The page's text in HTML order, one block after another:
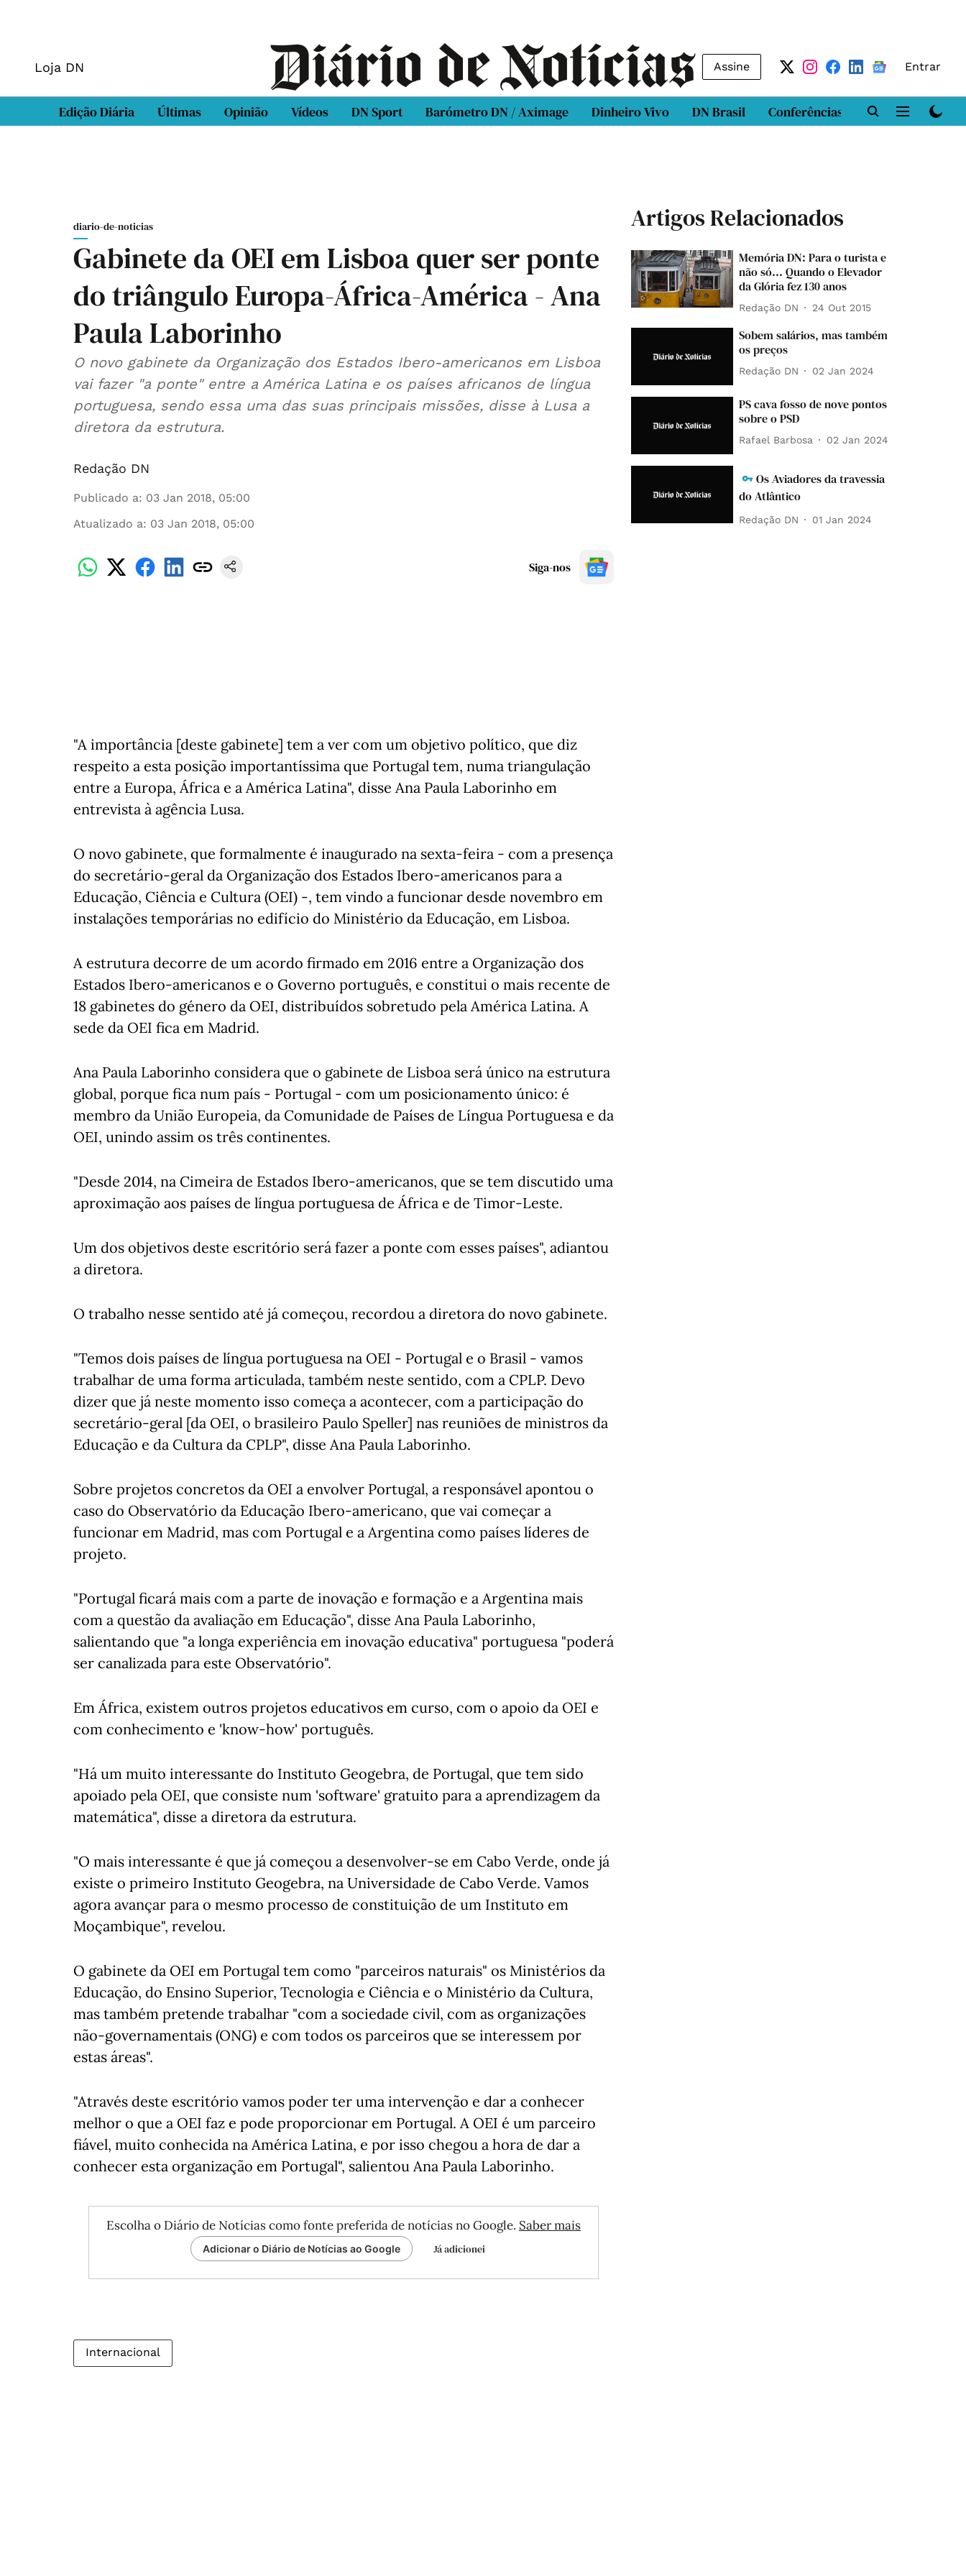
Loja DN Assine Entrar
Edição Diária Últimas Opinião Vídeos DN Sport Barómetro DN / Aximage Dinheiro Vivo DN Brasil Conferências DN LAB
diario-de-noticias
Gabinete da OEI em Lisboa quer ser ponte
do triângulo Europa-África-América - Ana
Paula Laborinho
O novo gabinete da Organização dos Estados Ibero-americanos em Lisboa
vai fazer "a ponte" entre a América Latina e os países africanos de língua
portuguesa, sendo essa uma das suas principais missões, disse à Lusa a
diretora da estrutura.
Redação DN
Publicado a: 03 Jan 2018, 05:00
Atualizado a: 03 Jan 2018, 05:00
Siga-nos
"A importância [deste gabinete] tem a ver com um objetivo político, que diz
respeito a esta posição importantíssima que Portugal tem, numa triangulação
entre a Europa, África e a América Latina", disse Ana Paula Laborinho em
entrevista à agência Lusa.
O novo gabinete, que formalmente é inaugurado na sexta-feira - com a presença
do secretário-geral da Organização dos Estados Ibero-americanos para a
Educação, Ciência e Cultura (OEI) -, tem vindo a funcionar desde novembro em
instalações temporárias no edifício do Ministério da Educação, em Lisboa.
A estrutura decorre de um acordo firmado em 2016 entre a Organização dos
Estados Ibero-americanos e o Governo português, e constitui o mais recente de
18 gabinetes do género da OEI, distribuídos sobretudo pela América Latina. A
sede da OEI fica em Madrid.
Ana Paula Laborinho considera que o gabinete de Lisboa será único na estrutura
global, porque fica num país - Portugal - com um posicionamento único: é
membro da União Europeia, da Comunidade de Países de Língua Portuguesa e da
OEI, unindo assim os três continentes.
"Desde 2014, na Cimeira de Estados Ibero-americanos, que se tem discutido uma
aproximação aos países de língua portuguesa de África e de Timor-Leste.
Um dos objetivos deste escritório será fazer a ponte com esses países", adiantou
a diretora.
O trabalho nesse sentido até já começou, recordou a diretora do novo gabinete.
"Temos dois países de língua portuguesa na OEI - Portugal e o Brasil - vamos
trabalhar de uma forma articulada, também neste sentido, com a CPLP. Devo
dizer que já neste momento isso começa a acontecer, com a participação do
secretário-geral [da OEI, o brasileiro Paulo Speller] nas reuniões de ministros da
Educação e da Cultura da CPLP", disse Ana Paula Laborinho.
Sobre projetos concretos da OEI a envolver Portugal, a responsável apontou o
caso do Observatório da Educação Ibero-americano, que vai começar a
funcionar em Madrid, mas com Portugal e a Argentina como países líderes de
projeto.
"Portugal ficará mais com a parte de inovação e formação e a Argentina mais
com a questão da avaliação em Educação", disse Ana Paula Laborinho,
salientando que "a longa experiência em inovação educativa" portuguesa "poderá
ser canalizada para este Observatório".
Em África, existem outros projetos educativos em curso, com o apoio da OEI e
com conhecimento e 'know-how' português.
"Há um muito interessante do Instituto Geogebra, de Portugal, que tem sido
apoiado pela OEI, que consiste num 'software' gratuito para a aprendizagem da
matemática", disse a diretora da estrutura.
"O mais interessante é que já começou a desenvolver-se em Cabo Verde, onde já
existe o primeiro Instituto Geogebra, na Universidade de Cabo Verde. Vamos
agora avançar para o mesmo processo de constituição de um Instituto em
Moçambique", revelou.
O gabinete da OEI em Portugal tem como "parceiros naturais" os Ministérios da
Educação, do Ensino Superior, Tecnologia e Ciência e o Ministério da Cultura,
mas também pretende trabalhar "com a sociedade civil, com as organizações
não-governamentais (ONG) e com todos os parceiros que se interessem por
estas áreas".
"Através deste escritório vamos poder ter uma intervenção e dar a conhecer
melhor o que a OEI faz e pode proporcionar em Portugal. A OEI é um parceiro
fiável, muito conhecida na América Latina, e por isso chegou a hora de dar a
conhecer esta organização em Portugal", salientou Ana Paula Laborinho.
Escolha o Diário de Notícias como fonte preferida de notícias no Google. Saber mais
Adicionar o Diário de Notícias ao Google Já adicionei
Internacional
Artigos Relacionados
Memória DN: Para o turista e
não só... Quando o Elevador
da Glória fez 130 anos
Redação DN 24 Out 2015
Sobem salários, mas também
os preços
Redação DN 02 Jan 2024
PS cava fosso de nove pontos
sobre o PSD
Rafael Barbosa 02 Jan 2024
Os Aviadores da travessia
do Atlântico
Redação DN 01 Jan 2024